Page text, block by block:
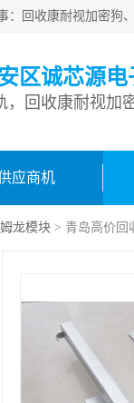
区诚芯源电
，回收康耐视加
应商机
龙模块 > 青岛高价回